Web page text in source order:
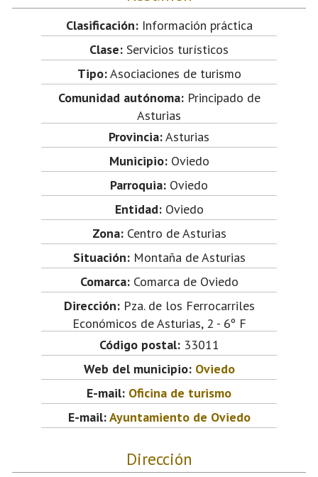
Clasificación:Información práctica
Clase: Servicios turísticos
Tipo:Asociaciones de turismo
Comunidad autónoma:Principado de
Asturias
Provincia:Asturias
Municipio:Oviedo
Parroquia: Oviedo
Entidad:Oviedo
Zona:Centro de Asturias
Situación:Montaña de Asturias
Comarca:Comarca de Oviedo
Dirección:Pza. de los Ferrocarriles
Económicos de Asturias, 2 - 6º F
Código postal:33011
Web del municipio: Oviedo
E-mail: Oficina de turismo
E-mail:Ayuntamiento de Oviedo
Dirección